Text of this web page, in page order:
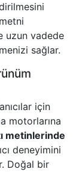
uzun vadede
sağlar.
için
motorlarına
metinlerinde
deneyimini
Doğal bir